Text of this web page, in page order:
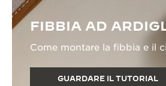
FIBBIA AD
Come montare la fibbia e il
GUARDARE IL TUTORIAL